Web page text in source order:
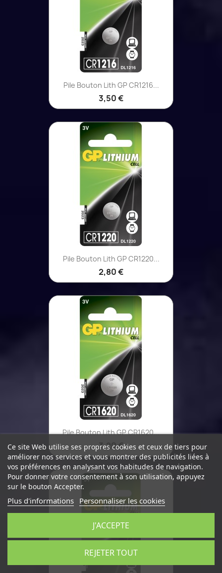
Pile Bouton Lith GP CR1216...
3,50 €
Pile Bouton Lith GP CR1220...
2,80 €
Pile Bouton Lith GP CR1620...
3,20 €
Ce site Web utilise ses propres cookies et ceux de tiers pour
améliorer nos services et vous montrer des publicités liées à
vos préférences en analysant vos habitudes de navigation.
Pour donner votre consentement à son utilisation, appuyez
sur le bouton Accepter.
Plus d'informations Personnaliser les cookies
REJETER TOUT
J'ACCEPTE